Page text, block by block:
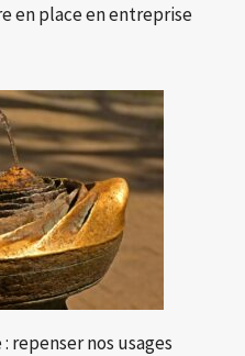
en place en entreprise
repenser nos usages